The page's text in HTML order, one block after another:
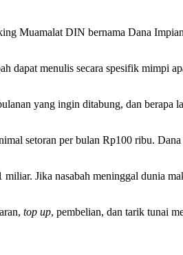
Muamalat DIN bernama Dana
menulis secara spesifik mimpi
yang ingin ditabung, dan
setoran per bulan Rp100 ribu. Dana
Jika nasabah meninggal dunia
top up, pembelian, dan tarik tunai